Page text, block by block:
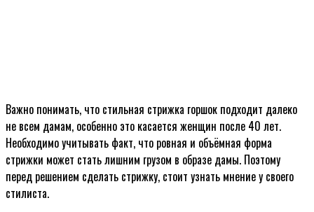
Важно понимать, что стильная стрижка горшок подходит далеко
не всем дамам, особенно это касается женщин после 40 лет.
Необходимо учитывать факт, что ровная и объёмная форма
стрижки может стать лишним грузом в образе дамы. Поэтому
перед решением сделать стрижку, стоит узнать мнение у своего
стилиста.